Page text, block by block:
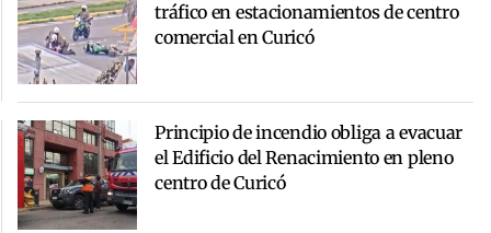
tráfico en estacionamientos de centro
comercial en Curicó
Principio de incendio obliga a evacuar
el Edificio del Renacimiento en pleno
centro de Curicó